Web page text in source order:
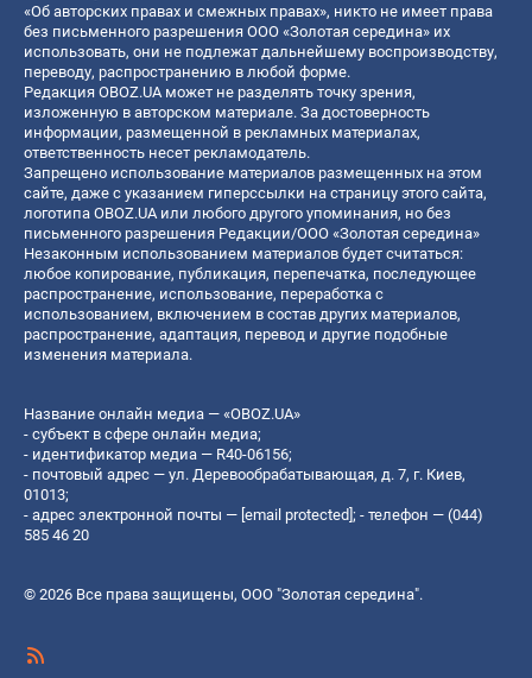
«Об авторских правах и смежных правах», никто не имеет права
без письменного разрешения ООО «Золотая середина» их
использовать, они не подлежат дальнейшему воспроизводству,
переводу, распространению в любой форме.
Редакция OBOZ.UA может не разделять точку зрения,
изложенную в авторском материале. За достоверность
информации, размещенной в рекламных материалах,
ответственность несет рекламодатель.
Запрещено использование материалов размещенных на этом
сайте, даже с указанием гиперссылки на страницу этого сайта,
логотипа OBOZ.UA или любого другого упоминания, но без
письменного разрешения Редакции/ООО «Золотая середина»
Незаконным использованием материалов будет считаться:
любое копирование, публикация, перепечатка, последующее
распространение, использование, переработка с
использованием, включением в состав других материалов,
распространение, адаптация, перевод и другие подобные
изменения материала.
Название онлайн медиа — «OBOZ.UA»
- субъект в сфере онлайн медиа;
- идентификатор медиа — R40-06156;
- почтовый адрес — ул. Деревообрабатывающая, д. 7, г. Киев,
01013;
- адрес электронной почты — [email protected]; - телефон — (044)
585 46 20
© 2026 Все права защищены, ООО "Золотая середина".